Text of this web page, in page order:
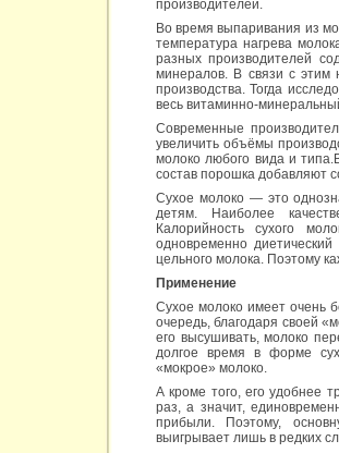
производителей.
Во время выпаривания из
температура нагрева
разных производителей
минералов. В связи с этим
производства. Тогда
весь витаминно-
Современные
увеличить объёмы
молоко любого вида и
состав порошка добавляют
Сухое молоко — это
детям. Наиболее
Калорийность сухого
одновременно
цельного молока. Поэтому
Применение
Сухое молоко имеет очень
очередь, благодаря своей
его высушивать, молоко
долгое время в форме
«мокрое» молоко.
А кроме того, его удобнее
раз, а значит,
прибыли. Поэтому,
выигрывает лишь в редких